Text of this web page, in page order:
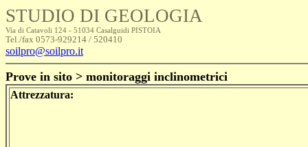
STUDIO DI GEOLOGIA
Via di Catavoli 124 - 51034 Casalguidi PISTOIA
Tel./fax 0573-929214 / 520410
soilpro@soilpro.it
Prove in sito > monitoraggi inclinometrici
Attrezzatura: